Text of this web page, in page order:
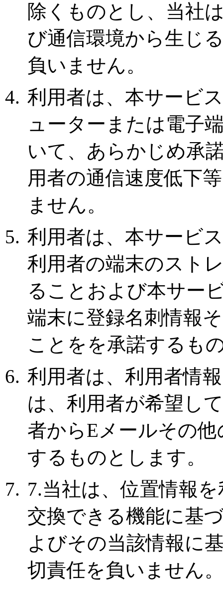
除くものとし、当社
び通信環境から生じ
負いません。
利用者は、本サービ
ューターまたは電子
いて、あらかじめ承
用者の通信速度低下
ません。
利用者は、本サービ
利用者の端末のスト
ることおよび本サー
端末に登録名刺情報
ことをを承諾するも
利用者は、利用者情
は、利用者が希望し
者からEメールその
するものとします。
7.当社は、位置情報
交換できる機能に基
よびその当該情報に
切責任を負いません